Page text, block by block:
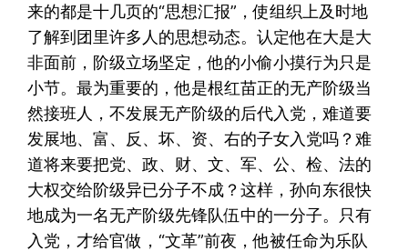
来的都是十几页的“思想汇报”，使组织上及时地
了解到团里许多人的思想动态。认定他在大是大
非面前，阶级立场坚定，他的小偷小摸行为只是
小节。最为重要的，他是根红苗正的无产阶级当
然接班人，不发展无产阶级的后代入党，难道要
发展地、富、反、坏、资、右的子女入党吗？难
道将来要把党、政、财、文、军、公、检、法的
大权交给阶级异已分子不成？这样，孙向东很快
地成为一名无产阶级先锋队伍中的一分子。只有
入党，才给官做，“文革”前夜，他被任命为乐队